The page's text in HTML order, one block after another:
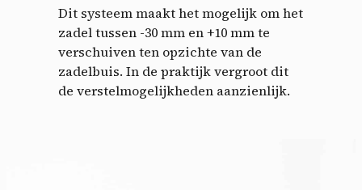
Dit systeem maakt het mogelijk om het
zadel tussen -30 mm en +10 mm te
verschuiven ten opzichte van de
zadelbuis. In de praktijk vergroot dit
de verstelmogelijkheden aanzienlijk.